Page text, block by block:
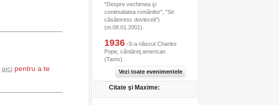
aici pentru a te
"Despre vechimea şi
continuitatea românilor", "Se
căsătoresc dovleceii")
(m.08.01.2001).
1936-S-a născut Charles
Pope, cântăreţ american
(Tams).
Vezi toate evenimentele
Citate şi Maxime: